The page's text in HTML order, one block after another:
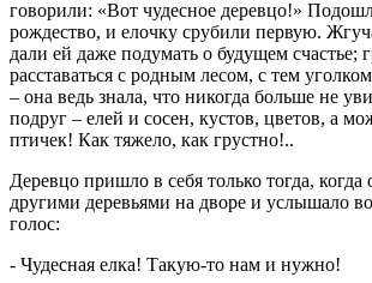
говорили: «Вот чудесное деревцо!»
рождество, и елочку срубили первую.
дали ей даже подумать о будущем счастье;
расставаться с родным лесом, с тем
– она ведь знала, что никогда больше не
подруг – елей и сосен, кустов, цветов, а
птичек! Как тяжело, как грустно!..
Деревцо пришло в себя только тогда, когда
другими деревьями на дворе и услышало
голос:
- Чудесная елка! Такую-то нам и нужно!